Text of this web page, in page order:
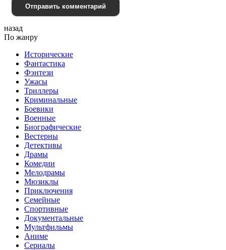
Отправить комментарий
назад
По жанру
Исторические
Фантастика
Фэнтези
Ужасы
Триллеры
Криминальные
Боевики
Военные
Биографические
Вестерны
Детективы
Драмы
Комедии
Мелодрамы
Мюзиклы
Приключения
Семейные
Спортивные
Документальные
Мультфильмы
Аниме
Сериалы